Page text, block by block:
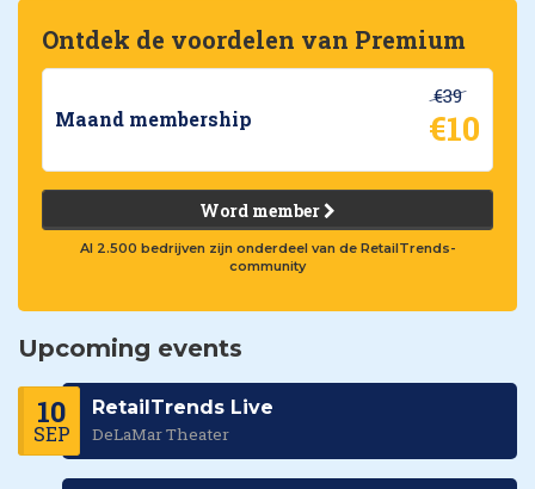
Ontdek de voordelen van Premium
Maand membership
€39
€10
Word member
Al 2.500 bedrijven zijn onderdeel van de RetailTrends-
community
Upcoming events
10
SEP
RetailTrends Live
DeLaMar Theater